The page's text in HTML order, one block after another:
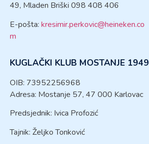
49, Mladen Briški 098 408 406
E-pošta: kresimir.perkovic@heineken.co
m
KUGLAČKI KLUB MOSTANJE 1949
OIB: 73952256968
Adresa: Mostanje 57, 47 000 Karlovac
Predsjednik: Ivica Profozić
Tajnik: Željko Tonković